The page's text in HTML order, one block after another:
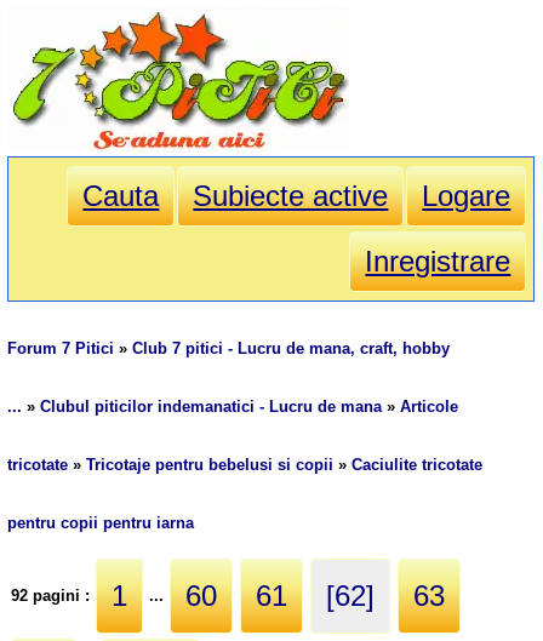
Cauta Subiecte active
Logare
Inregistrare
Forum 7 Pitici »Club 7 pitici - Lucru de mana, craft, hobby
... »Clubul piticilor indemanatici - Lucru de mana»Articole
tricotate »Tricotaje pentru bebelusi si copii »Caciulite tricotate
pentru copii pentru iarna
92 pagini : 1 ... 60 61 [62] 63